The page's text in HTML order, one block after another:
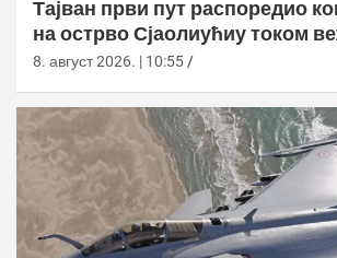
Тајван први пут распоредио
на острво Сјаолиућиу током
Куанг 42
8. август 2026. | 10:55